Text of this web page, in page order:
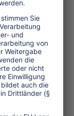
seinen
zu
werden